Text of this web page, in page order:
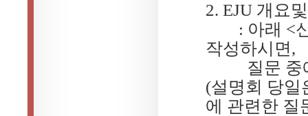
2. EJU 개요
: 아래 <
작성하시면,
질문 중
(설명회 당일
에 관련한 질